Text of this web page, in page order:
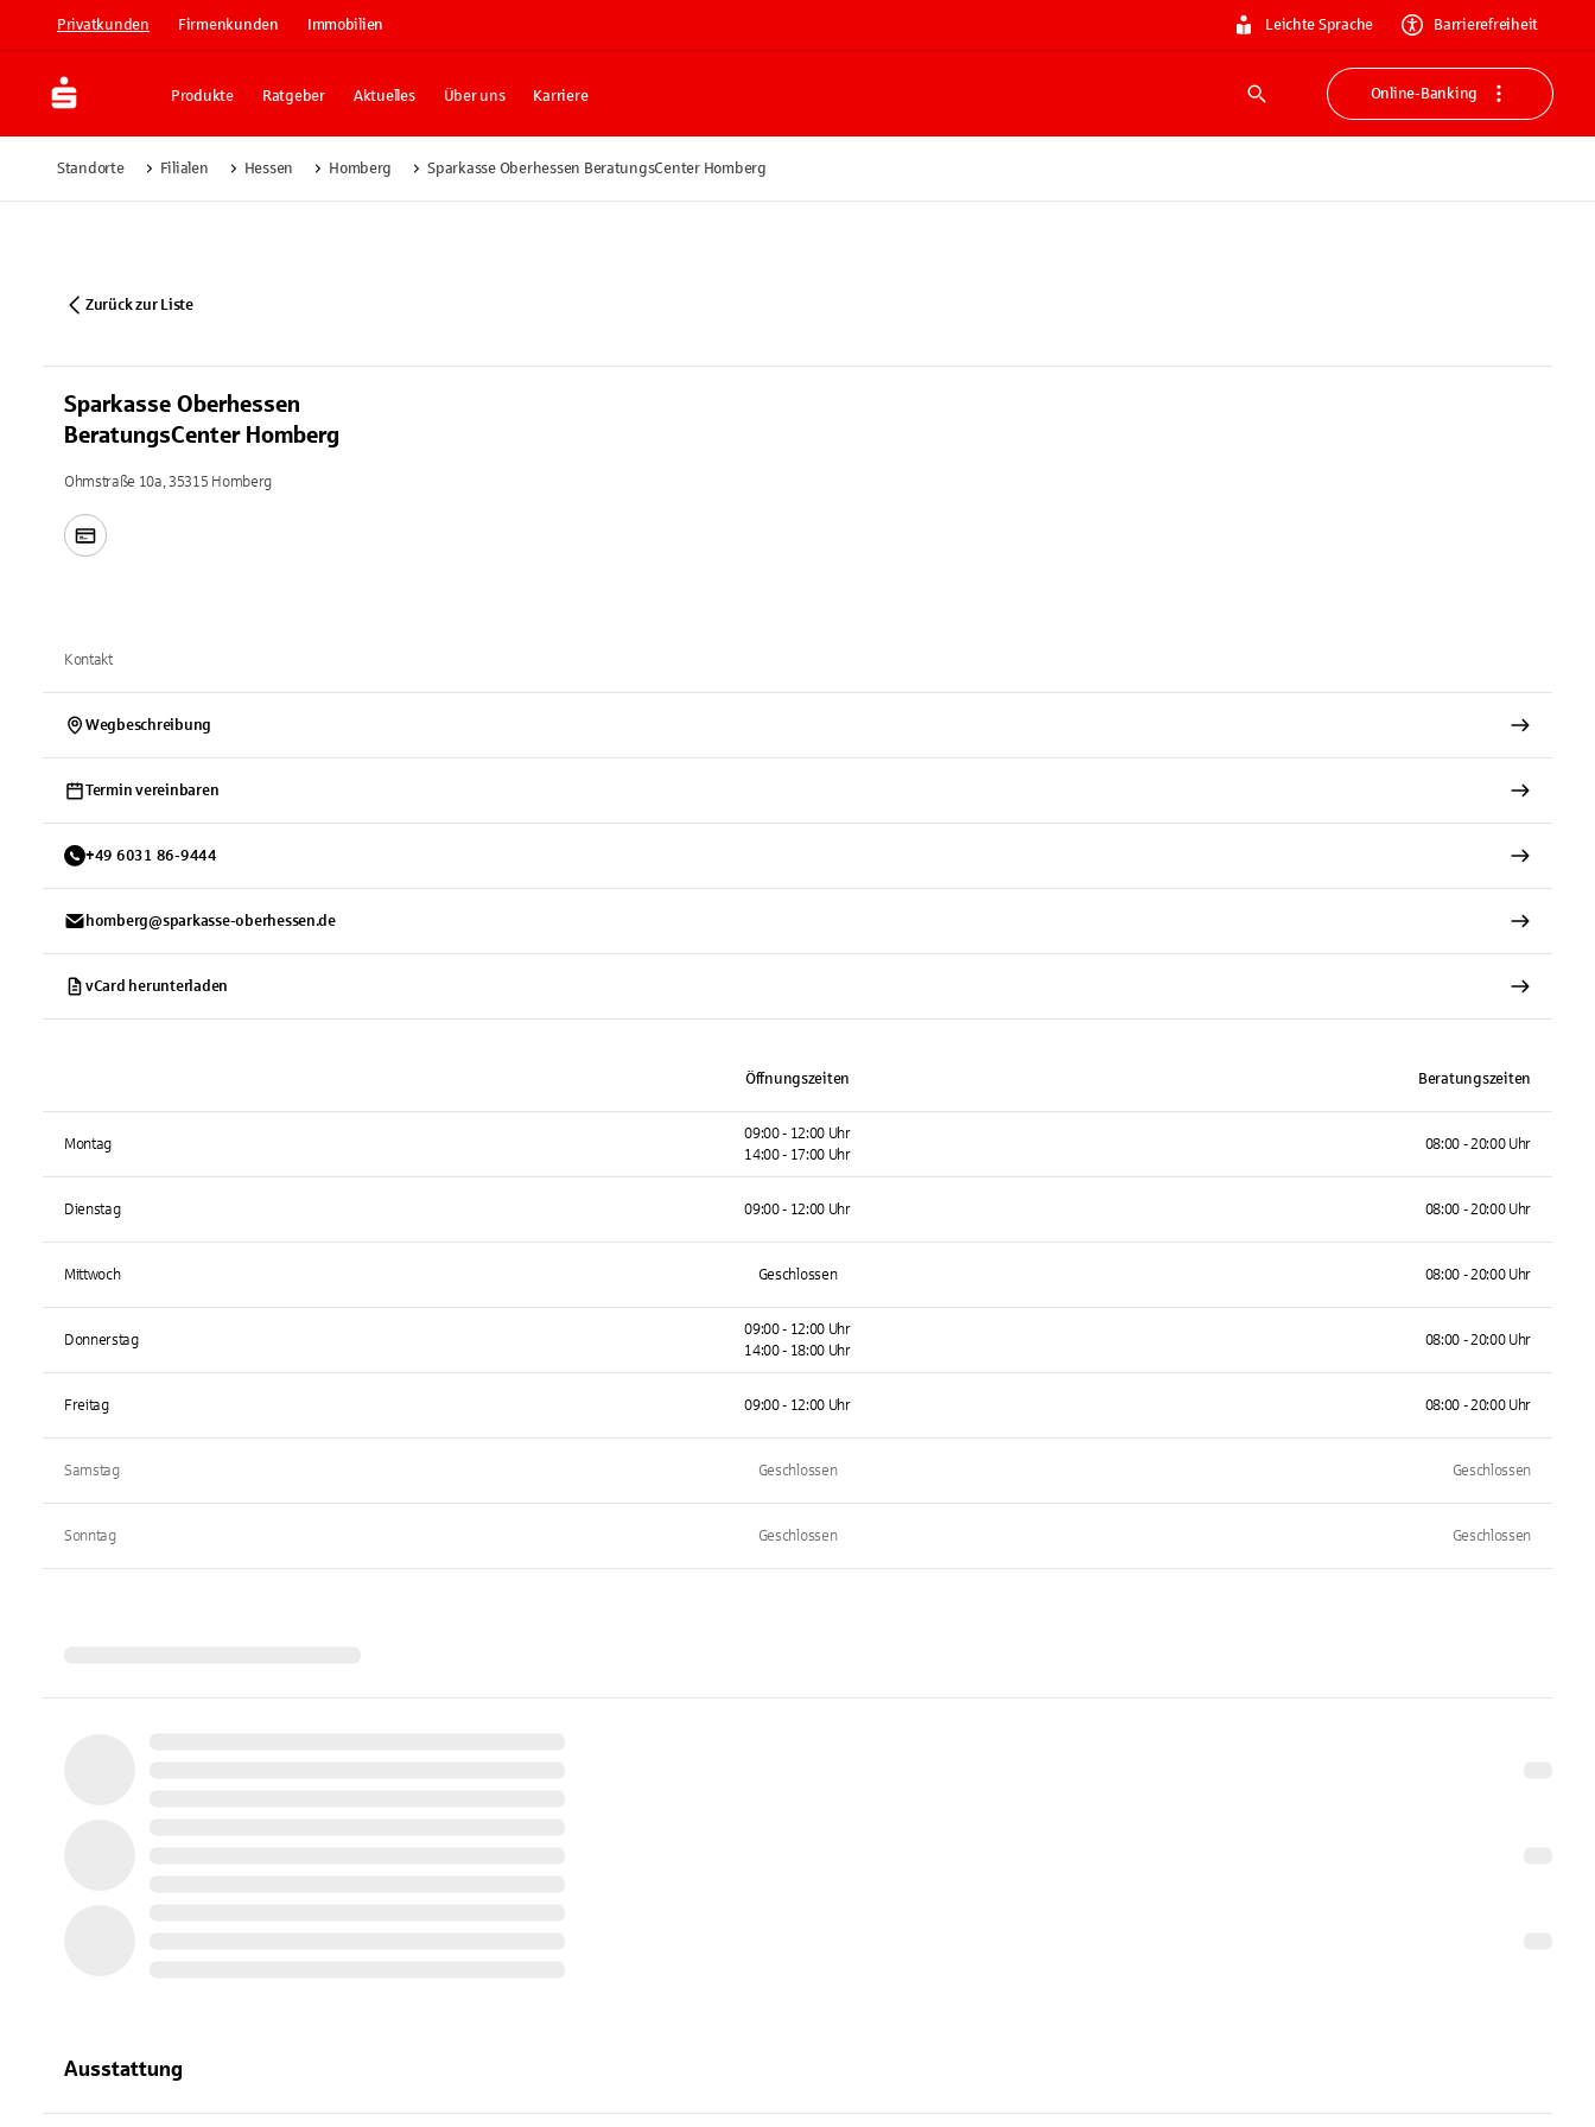
Privatkunden Firmenkunden Immobilien Leichte Sprache Barrierefreiheit
Produkte Ratgeber Aktuelles Über uns Karriere
Suche
Online-Banking
Standorte Filialen Hessen Homberg Sparkasse Oberhessen BeratungsCenter Homberg
Zurück zur Liste
Sparkasse Oberhessen
BeratungsCenter Homberg
Ohmstraße 10a, 35315 Homberg
Kontakt
Wegbeschreibung
Termin vereinbaren
+49 6031 86-9444
homberg@sparkasse-oberhessen.de
vCard herunterladen
Öffnungszeiten Beratungszeiten
Montag
09:00 - 12:00 Uhr
14:00 - 17:00 Uhr
08:00 - 20:00 Uhr
Dienstag 09:00 - 12:00 Uhr 08:00 - 20:00 Uhr
Mittwoch Geschlossen 08:00 - 20:00 Uhr
Donnerstag
09:00 - 12:00 Uhr
14:00 - 18:00 Uhr
08:00 - 20:00 Uhr
Freitag 09:00 - 12:00 Uhr 08:00 - 20:00 Uhr
Samstag Geschlossen Geschlossen
Sonntag Geschlossen Geschlossen
Ausstattung